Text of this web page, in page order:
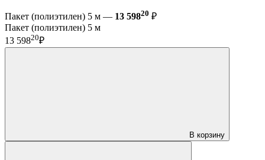
Пакет (полиэтилен) 5 м — 13 59820 ₽
Пакет (полиэтилен) 5 м
13 59820₽
В корзину